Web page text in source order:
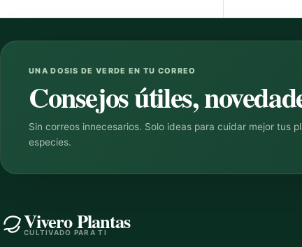
UNA DOSIS DE VERDE EN TU CORREO
Consejos útiles,
Sin correos innecesarios. Solo ideas para cuidar mejor tus
especies.
Vivero Plantas
CULTIVADO PARA TI